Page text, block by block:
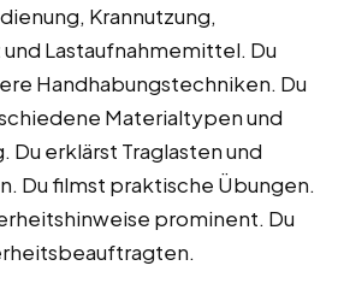
Krannutzung,
Lastaufnahmemittel. Du
Handhabungstechniken. Du
Materialtypen und
Du erklärst Traglasten und
Du filmst praktische Übungen.
prominent. Du